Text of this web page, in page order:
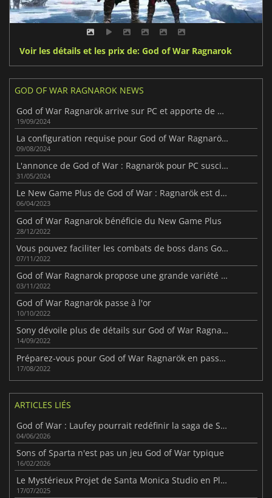
Voir les détails et les prix de: God of War Ragnarok
GOD OF WAR RAGNAROK NEWS
God of War Ragnarök arrive sur PC et apporte de nouvelles fonctionnalités
19/09/2024
La configuration requise pour God of War Ragnarök est révélée
09/08/2024
L'annonce de God of War : Ragnarök pour PC suscite la controverse
31/05/2024
Le New Game Plus de God of War : Ragnarök est déjà disponible
06/04/2023
God of War Ragnarok bénéficie du New Game Plus
28/12/2022
Vous pouvez faciliter les combats de boss dans God of War : Ragnarök.
07/11/2022
God of War Ragnarok propose une grande variété de paramètres graphiques.
03/11/2022
God of War Ragnarök passe à l'or
10/10/2022
Sony dévoile plus de détails sur God of War Ragnarök
14/09/2022
Préparez-vous pour God of War Ragnarök en passant en revue son passé
17/08/2022
ARTICLES LIÉS
God of War : Laufey pourrait redéfinir la saga de Sony
04/06/2026
Sons of Sparta n'est pas un jeu God of War typique
16/02/2026
Le Mystérieux Projet de Santa Monica Studio en Pleine Ascension !
17/07/2025